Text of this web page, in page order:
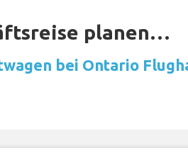
planen…
bei Ontario